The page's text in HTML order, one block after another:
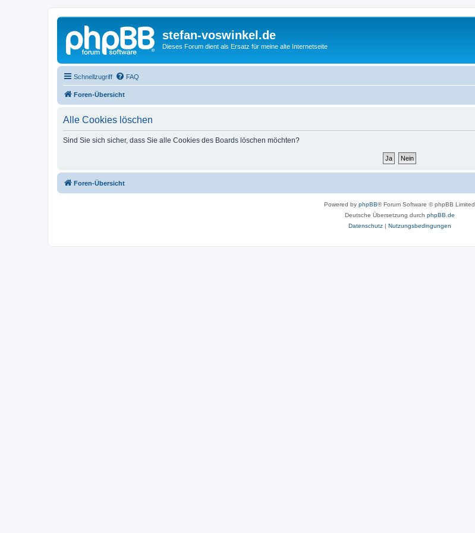
stefan-voswinkel.de
Dieses Forum dient als Ersatz für meine alte Internetseite
Schnellzugriff FAQ
Foren-Übersicht
Alle Cookies löschen
Sind Sie sich sicher, dass Sie alle Cookies des Boards löschen möchten?
Foren-Übersicht
Powered by phpBB® Forum Software © phpBB Limited
Deutsche Übersetzung durch phpBB.de
Datenschutz| Nutzungsbedingungen